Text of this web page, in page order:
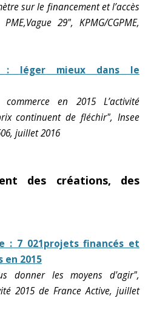
sur le financement et l’accès
29", KPMG/CGPME,
: léger mieux dans le
commerce en 2015 L’activité
continuent de fléchir", Insee
juillet 2016
des créations, des
: 7 021projets financés et
en 2015
donner les moyens d'agir",
2015 de France Active, juillet